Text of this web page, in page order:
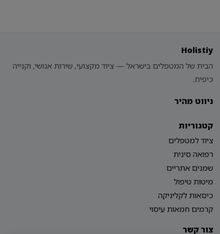
Holistiy
הבית של המטפלים בישראל — ציוד מקצועי, שירות אנושי, וקנייה
כיפית.
ניווט מהיר
קטגוריות
ציוד למטפלים
רפואה סינית
שמנים אתריים
מיטות טיפול
כיסאות לקליניקה
קרמים חמאות עיסוי
צור קשר